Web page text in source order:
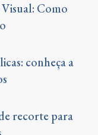
Como
conheça a
recorte para